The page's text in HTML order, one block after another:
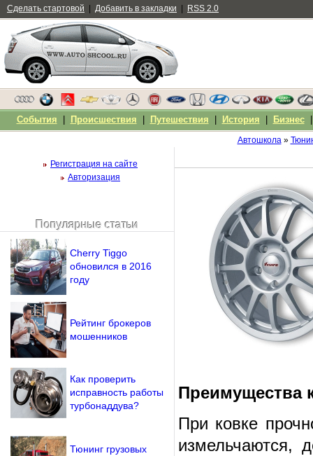
Автошкола»
Преимущества
При ковке
измельчаются,
Регистрация на сайте
Авторизация
Напомнить пароль?
Популярные статьи
Cherry Tiggo
обновился в 2016
году
Рейтинг брокеров
мошенников
Как проверить
исправность работы
турбонаддува?
Тюнинг грузовых
Сделать стартовой Добавить в закладки RSS 2.0
События Происшествия Путешествия История Бизнес